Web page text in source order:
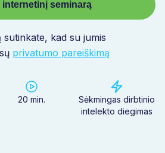
sutinkate, kad su jumis
privatumo pareiškimą
20 min.
Sėkmingas dirbtinio
intelekto diegimas